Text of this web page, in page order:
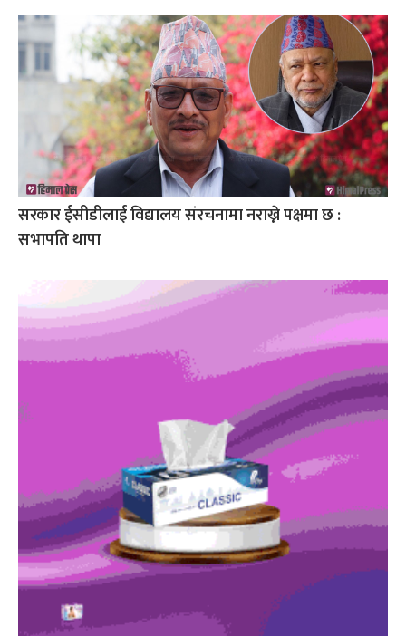
सरकार ईसीडीलाई विद्यालय संरचनामा नराख्ने पक्षमा छ :
सभापति थापा